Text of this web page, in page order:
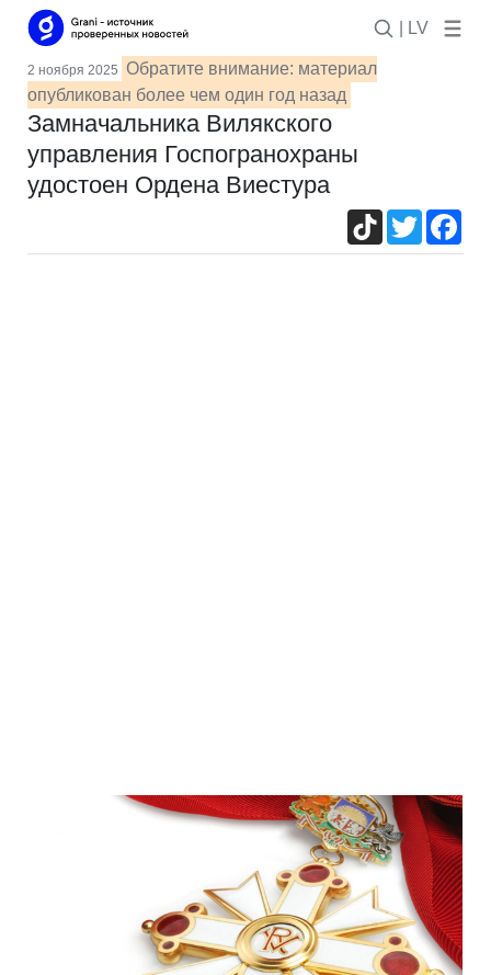
| LV
2 ноября 2025 Обратите внимание: материал
опубликован более чем один год назад
Замначальника Вилякского
управления Госпогранохраны
удостоен Ордена Виеcтура
TikTokTwitter